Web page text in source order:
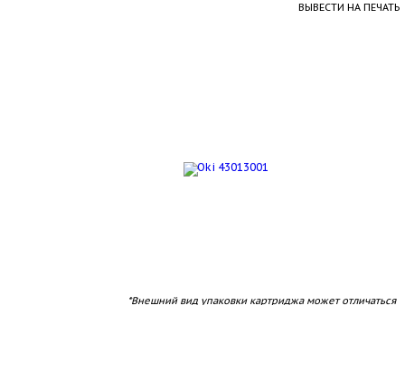
ВЫВЕСТИ НА ПЕЧАТЬ
*Внешний вид упаковки картриджа может отличаться